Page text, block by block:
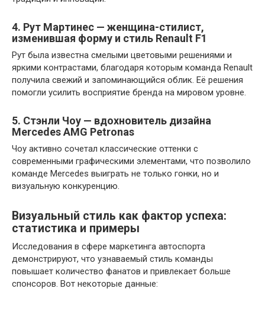
4. Рут Мартинес — женщина-стилист,
изменившая форму и стиль Renault F1
Рут была известна смелыми цветовыми решениями и
яркими контрастами, благодаря которым команда Renault
получила свежий и запоминающийся облик. Её решения
помогли усилить восприятие бренда на мировом уровне.
5. Стэнли Чоу — вдохновитель дизайна
Mercedes AMG Petronas
Чоу активно сочетал классические оттенки с
современными графическими элементами, что позволило
команде Mercedes выиграть не только гонки, но и
визуальную конкуренцию.
Визуальный стиль как фактор успеха:
статистика и примеры
Исследования в сфере маркетинга автоспорта
демонстрируют, что узнаваемый стиль команды
повышает количество фанатов и привлекает больше
спонсоров. Вот некоторые данные: